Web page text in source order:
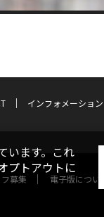
インフォメーション
募集 電子版について
います。これ
プトアウトに